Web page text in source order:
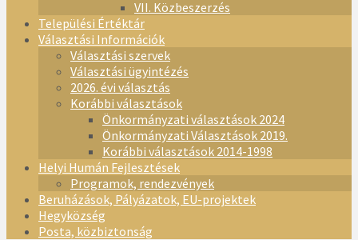
VII. Közbeszerzés
Települési Értéktár
Választási Információk
Választási szervek
Választási ügyintézés
2026. évi választás
Korábbi választások
Önkormányzati választások 2024
Önkormányzati Választások 2019.
Korábbi választások 2014-1998
Helyi Humán Fejlesztések
Programok, rendezvények
Beruházások, Pályázatok, EU-projektek
Hegyközség
Posta, közbiztonság